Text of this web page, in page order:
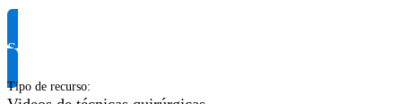
Solicitar información del producto
Tipo de recurso: